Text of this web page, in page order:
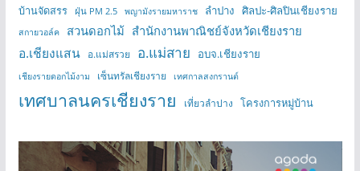
บ้านจัดสรร ฝุ่น PM 2.5 พญามังรายมหาราช ลำปาง ศิลปะ-ศิลปินเชียงราย
สกายวอล์ค สวนดอกไม้ สำนักงานพาณิชย์จังหวัดเชียงราย
อ.เชียงแสน อ.แม่สรวย อ.แม่สาย อบจ.เชียงราย
เชียงรายดอกไม้งาม เซ็นทรัลเชียงราย เทศกาลสงกรานต์
เทศบาลนครเชียงราย เที่ยวลำปาง โครงการหมู่บ้าน